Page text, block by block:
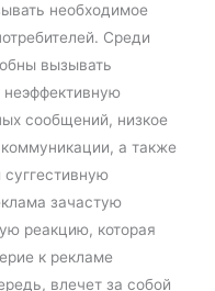
необходимое
Среди
вызывать
неэффективную
сообщений, низкое
а также
зачастую
реакцию, которая
к рекламе
влечет за собой